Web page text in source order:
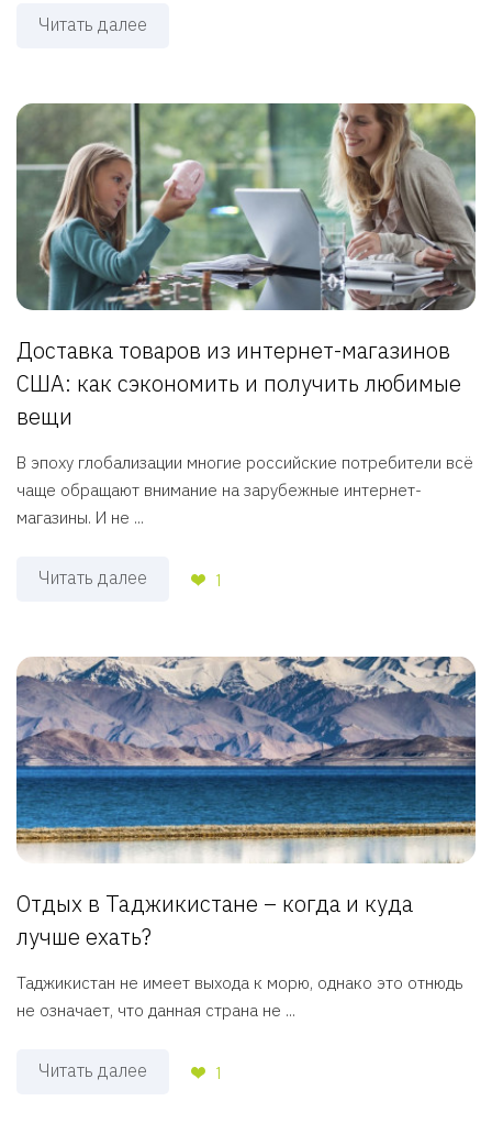
Читать далее
Доставка товаров из интернет-магазинов
США: как сэкономить и получить любимые
вещи
В эпоху глобализации многие российские потребители всё
чаще обращают внимание на зарубежные интернет-
магазины. И не ...
Читать далее 1
Отдых в Таджикистане – когда и куда
лучше ехать?
Таджикистан не имеет выхода к морю, однако это отнюдь
не означает, что данная страна не ...
Читать далее 1